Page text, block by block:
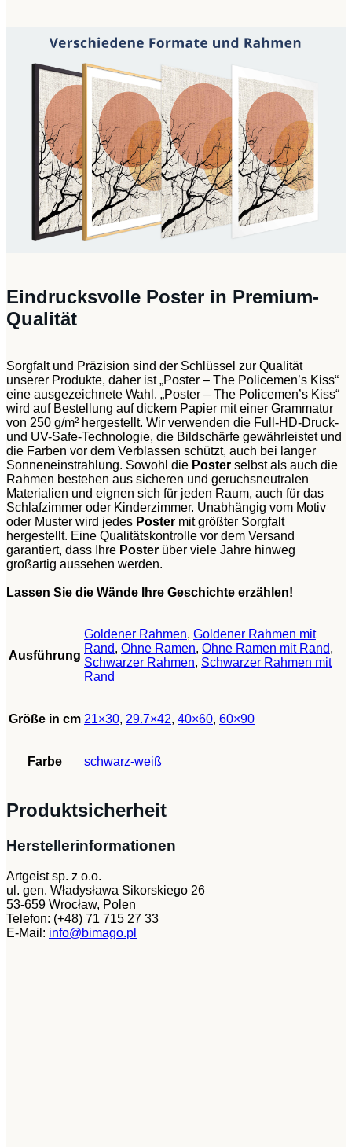
Eindrucksvolle Poster in Premium-
Qualität
Sorgfalt und Präzision sind der Schlüssel zur Qualität
unserer Produkte, daher ist „Poster – The Policemen’s Kiss“
eine ausgezeichnete Wahl. „Poster – The Policemen’s Kiss“
wird auf Bestellung auf dickem Papier mit einer Grammatur
von 250 g/m² hergestellt. Wir verwenden die Full-HD-Druck-
und UV-Safe-Technologie, die Bildschärfe gewährleistet und
die Farben vor dem Verblassen schützt, auch bei langer
Sonneneinstrahlung. Sowohl die Poster selbst als auch die
Rahmen bestehen aus sicheren und geruchsneutralen
Materialien und eignen sich für jeden Raum, auch für das
Schlafzimmer oder Kinderzimmer. Unabhängig vom Motiv
oder Muster wird jedes Poster mit größter Sorgfalt
hergestellt. Eine Qualitätskontrolle vor dem Versand
garantiert, dass Ihre Poster über viele Jahre hinweg
großartig aussehen werden.
Lassen Sie die Wände Ihre Geschichte erzählen!
Ausführung
Goldener Rahmen, Goldener Rahmen mit
Rand, Ohne Ramen, Ohne Ramen mit Rand,
Schwarzer Rahmen, Schwarzer Rahmen mit
Rand
Größe in cm 21×30, 29.7×42, 40×60, 60×90
Farbe schwarz-weiß
Produktsicherheit
Herstellerinformationen
Artgeist sp. z o.o.
ul. gen. Władysława Sikorskiego 26
53-659 Wrocław, Polen
Telefon: (+48) 71 715 27 33
E-Mail: info@bimago.pl